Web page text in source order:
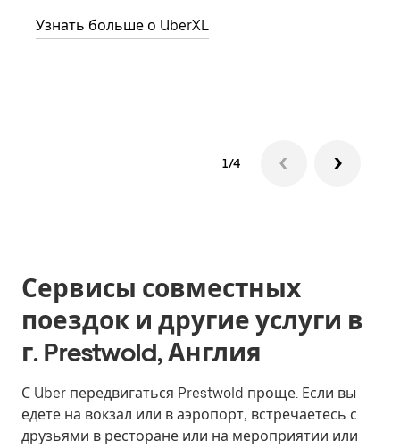
Узнать больше о UberXL
1/4
Сервисы совместных
поездок и другие услуги в
г. Prestwold, Англия
С Uber передвигаться Prestwold проще. Если вы
едете на вокзал или в аэропорт, встречаетесь с
друзьями в ресторане или на мероприятии или